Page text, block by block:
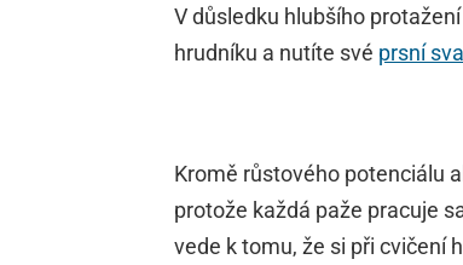
V důsledku hlubšího
hrudníku a nutíte své prsní
Kromě růstového potenciálu
protože každá paže pracuje
vede k tomu, že si při cvičení